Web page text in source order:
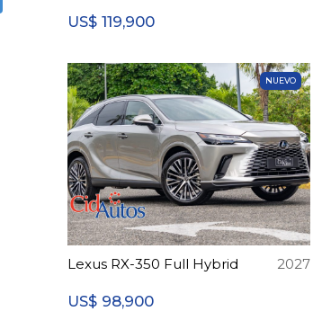
US$ 119,900
NUEVO
Lexus RX-350 Full Hybrid 2027
US$ 98,900